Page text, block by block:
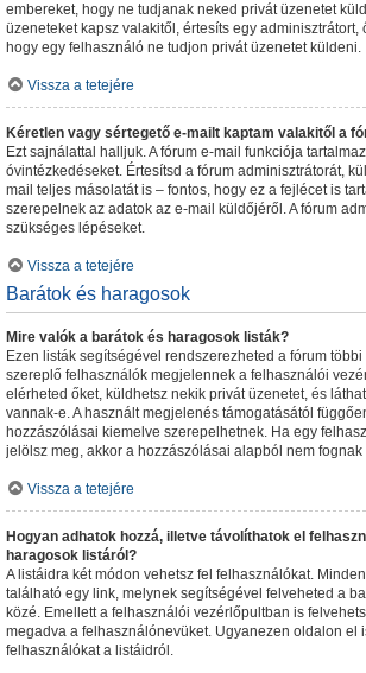
embereket, hogy ne tudjanak neked privát üzenetet
üzeneteket kapsz valakitől, értesíts egy
hogy egy felhasználó ne tudjon privát üzenetet küldeni.
Vissza a tetejére
Kéretlen vagy sértegető e-mailt kaptam valakitől a
Ezt sajnálattal halljuk. A fórum e-mail funkciója
óvintézkedéseket. Értesítsd a fórum adminisztrátorát,
mail teljes másolatát is – fontos, hogy ez a fejlécet is
szerepelnek az adatok az e-mail küldőjéről. A fórum
szükséges lépéseket.
Vissza a tetejére
Barátok és haragosok
Mire valók a barátok és haragosok listák?
Ezen listák segítségével rendszerezheted a fórum
szereplő felhasználók megjelennek a felhasználói
elérheted őket, küldhetsz nekik privát üzenetet, és
vannak-e. A használt megjelenés támogatásától
hozzászólásai kiemelve szerepelhetnek. Ha egy
jelölsz meg, akkor a hozzászólásai alapból nem
Vissza a tetejére
Hogyan adhatok hozzá, illetve távolíthatok el
haragosok listáról?
A listáidra két módon vehetsz fel felhasználókat.
található egy link, melynek segítségével felveheted a
közé. Emellett a felhasználói vezérlőpultban is
megadva a felhasználónevüket. Ugyanezen oldalon el
felhasználókat a listáidról.